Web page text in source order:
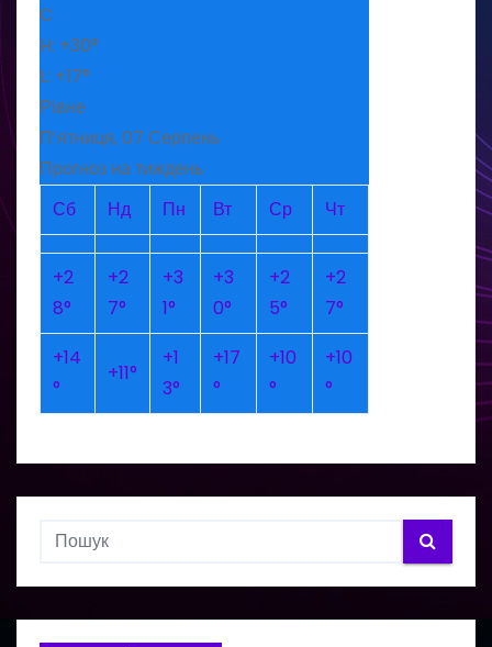
C
H: +30°
L: +17°
Рівне
П’ятниця, 07 Серпень
Прогноз на тиждень
Сб
Нд Пн Вт Ср Чт
+2
8°
+2
7°
+3
1°
+3
0°
+2
5°
+2
7°
+14
°
+11°
+1
3°
+17
°
+10
°
+10
°